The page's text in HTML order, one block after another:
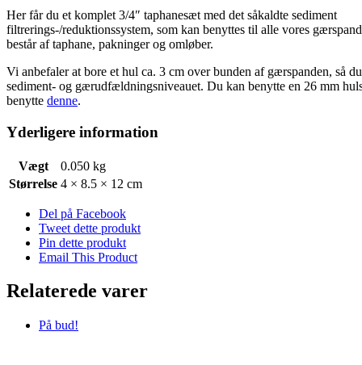
Her får du et komplet 3/4″ taphanesæt med det såkaldte sediment
filtrerings-/reduktionssystem, som kan benyttes til alle vores
består af taphane, pakninger og omløber.
Vi anbefaler at bore et hul ca. 3 cm over bunden af gærspanden, så
sediment- og gærudfældningsniveauet. Du kan benytte en 26 mm
benytte denne.
Yderligere information
Vægt
0.050 kg
Størrelse 4 × 8.5 × 12 cm
Del på Facebook
Tweet dette produkt
Pin dette produkt
Email This Product
Relaterede varer
På bud!